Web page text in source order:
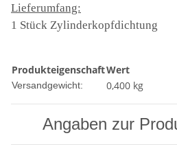
Lieferumfang:
1 Stück Zylinderkopfdichtung
ProdukteigenschaftWert
Versandgewicht: 0,400 kg
Angaben zur